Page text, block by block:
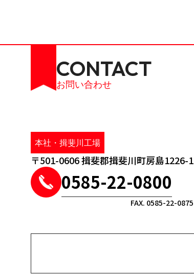
お問い合わせ
本社・揖斐川工場
〒501-0606 揖斐郡揖斐川町房島1226-1
0585-22-0800
FAX. 0585-22-0875